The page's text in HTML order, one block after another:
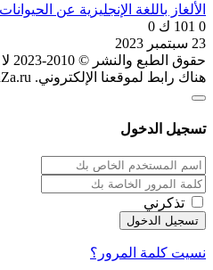
الألغاز باللغة الإنجليزية عن الحيوانات
0 101 ك
0
23 سبتمبر 2023
هناك رابط لموقعنا الإلكتروني. IgraZa.ru
تسجيل الدخول
تذكرني
نسيت كلمة المرور؟